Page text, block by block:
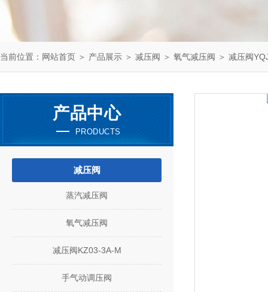
当前位置： 网站首页 ＞ 产品展示 ＞ 减压阀 ＞ 氧气减压阀 ＞ 减压阀
产品中心
PRODUCTS
减压阀
蒸汽减压阀
氧气减压阀
减压阀KZ03-3A-M
手气动调压阀